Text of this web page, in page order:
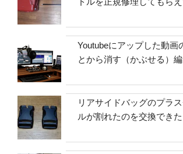
Youtubeにアップした動画
とから消す（かぶせる）
リアサイドバッグのプラ
ルが割れたのを交換できた